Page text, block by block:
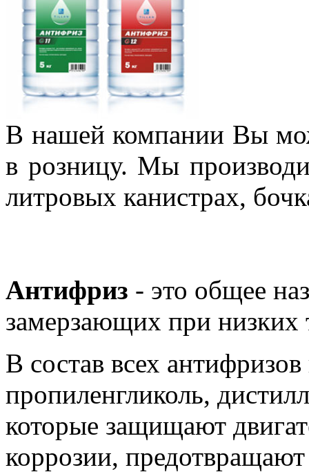
В нашей компании Вы
в розницу. Мы
литровых канистрах,
Антифриз - это общее
замерзающих при низких
В состав всех
пропиленгликоль,
которые защищают
коррозии,